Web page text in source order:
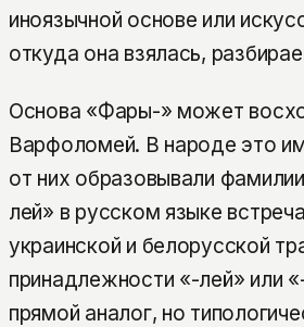
иноязычной основе или
откуда она взялась,
Основа «Фары-» может
Варфоломей. В народе это
от них образовывали
лей» в русском языке
украинской и белорусской
принадлежности «-лей» или
прямой аналог, но